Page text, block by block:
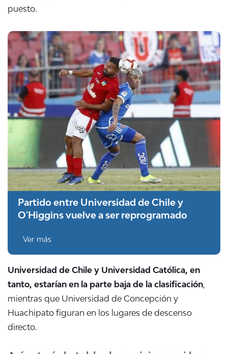
puesto.
Partido entre Universidad de Chile y
O'Higgins vuelve a ser reprogramado
Ver más
Universidad de Chile y Universidad Católica, en
tanto, estarían en la parte baja de la clasificación,
mientras que Universidad de Concepción y
Huachipato figuran en los lugares de descenso
directo.